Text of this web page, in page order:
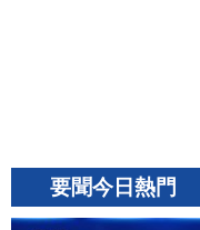
要聞今日熱門